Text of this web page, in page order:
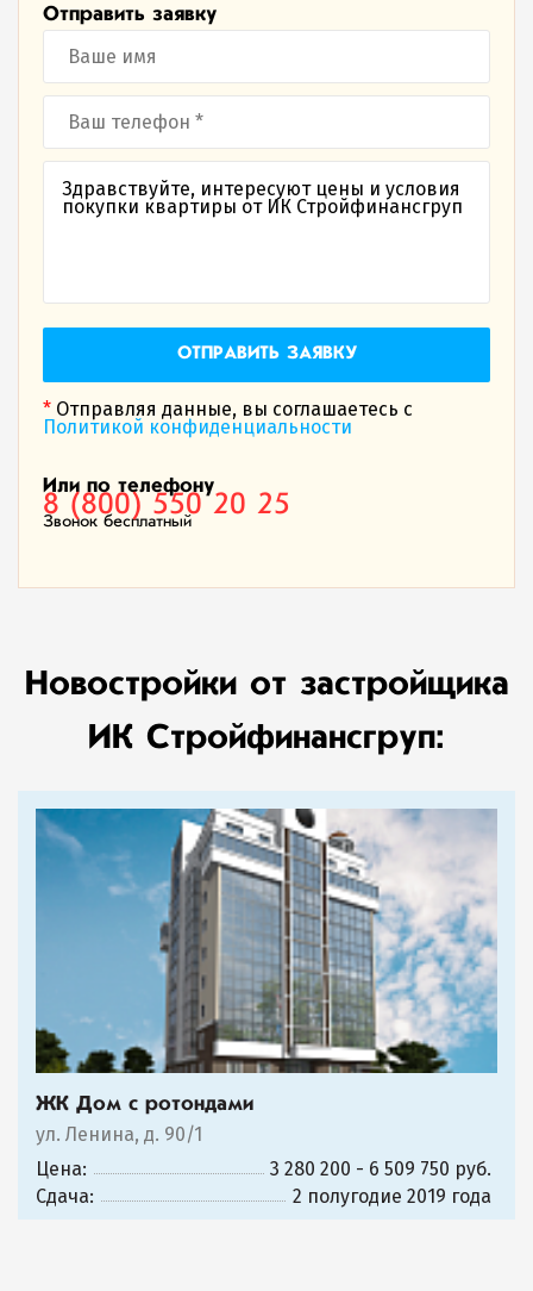
Отправить заявку
ОТПРАВИТЬ ЗАЯВКУ
* Отправляя данные, вы соглашаетесь с
Политикой конфиденциальности
Или по телефону
8 (800) 550 20 25
Звонок бесплатный
Новостройки от застройщика
ИК Стройфинансгруп:
ЖК Дом с ротондами
ул. Ленина, д. 90/1
Цена:
3 280 200 - 6 509 750 руб.
Сдача:
2 полугодие 2019 года